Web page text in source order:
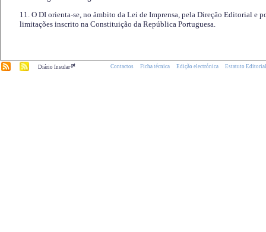
11. O DI orienta-se, no âmbito da Lei de Imprensa, pela Direção Editorial e
limitações inscrito na Constituição da República Portuguesa.
Diário Insular.pt Contactos Ficha técnica Edição electrónica Estatuto Editorial